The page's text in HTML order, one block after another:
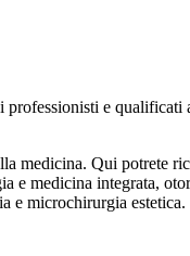
e
medicina. Qui potrete
e medicina integrata,
e microchirurgia estetica.